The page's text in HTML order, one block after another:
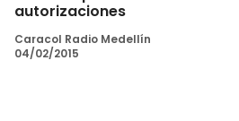
autorizaciones
Caracol Radio Medellín
04/02/2015